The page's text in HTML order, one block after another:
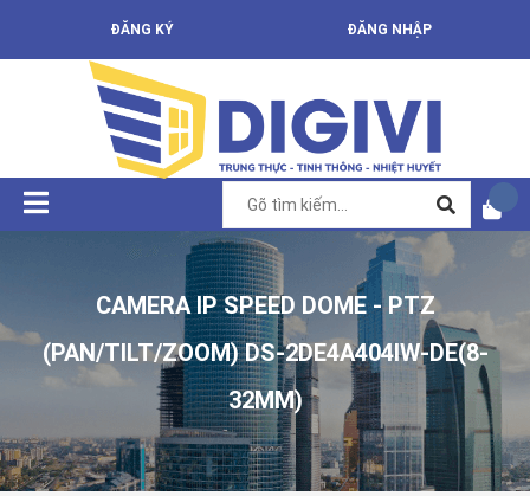
ĐĂNG KÝ ĐĂNG NHẬP
CAMERA IP SPEED DOME - PTZ
(PAN/TILT/ZOOM) DS-2DE4A404IW-DE(8-
32MM)